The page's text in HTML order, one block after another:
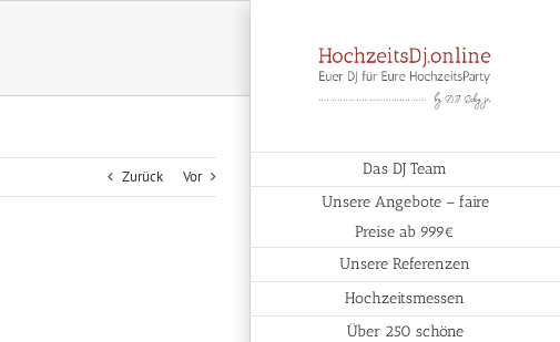
Das DJ Team
Unsere Angebote – faire
Preise ab 999€
Unsere Referenzen
Hochzeitsmessen
Über 250 schöne
Zurück Vor